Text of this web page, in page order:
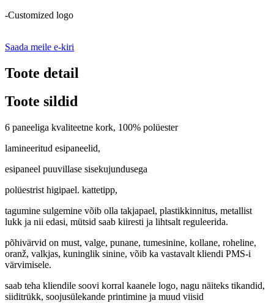
-Customized logo
Saada meile e-kiri
Toote detail
Toote sildid
6 paneeliga kvaliteetne kork, 100% polüester
lamineeritud esipaneelid,
esipaneel puuvillase sisekujundusega
polüestrist higipael. kattetipp,
tagumine sulgemine võib olla takjapael, plastikkinnitus, metallist
lukk ja nii edasi, mütsid saab kiiresti ja lihtsalt reguleerida.
põhivärvid on must, valge, punane, tumesinine, kollane, roheline,
oranž, valkjas, kuninglik sinine, võib ka vastavalt kliendi PMS-i
värvimisele.
saab teha kliendile soovi korral kaanele logo, nagu näiteks tikandid,
siiditrükk, soojusülekande printimine ja muud viisid